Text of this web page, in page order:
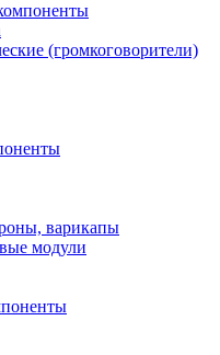
(громкоговорители)
варикапы
модули